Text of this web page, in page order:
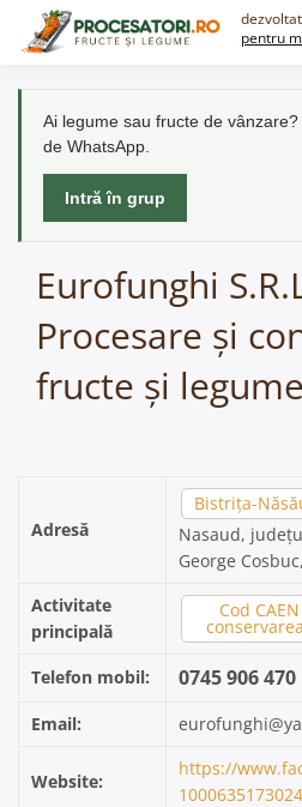
pentru
Ai legume sau fructe de
de WhatsApp.
Intră în grup
Eurofunghi
Procesare și
fructe și
Adresă
Bistrița-
Nasaud,
George
Activitate
principală
Cod
Telefon mobil: 0745 906 470
Email:
Website:
https://